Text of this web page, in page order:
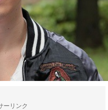
ーリンク